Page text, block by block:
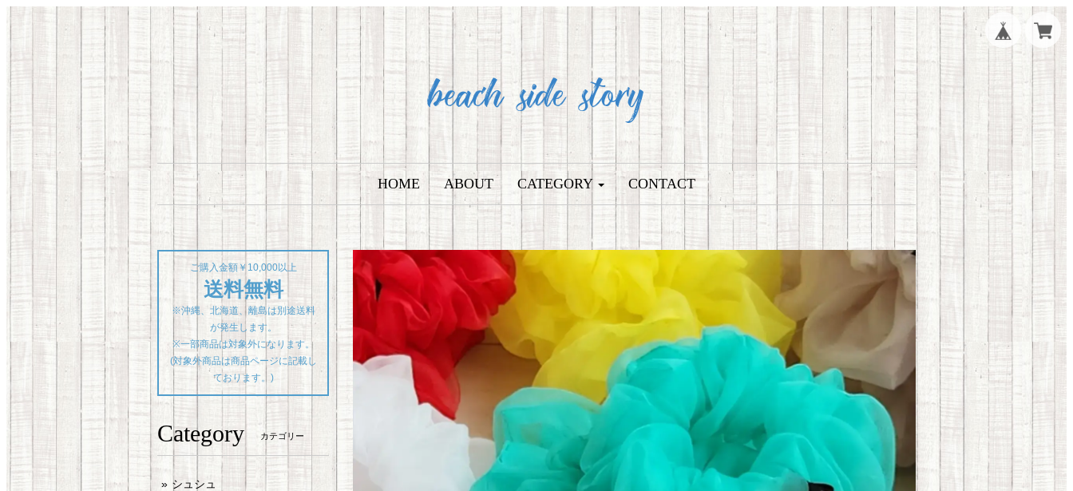
HOME ABOUT CATEGORY CONTACT
ご購入金額￥10,000以上
送料無料
※沖縄、北海道、離島は別途送料
が発生します。
※一部商品は対象外になります。
(対象外商品は商品ページに記載し
ております。)
Category カテゴリー
シュシュ